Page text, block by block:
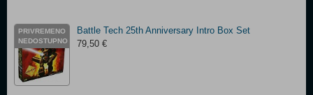
PRIVREMENO
NEDOSTUPNO
Battle Tech 25th Anniversary Intro Box Set
79,50 €